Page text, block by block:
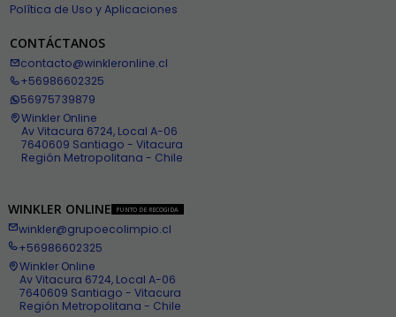
Política de Uso y Aplicaciones
CONTÁCTANOS
contacto@winkleronline.cl
+56986602325
56975739879
Winkler Online
Av Vitacura 6724, Local A-06
7640609 Santiago - Vitacura
Región Metropolitana - Chile
WINKLER ONLINE PUNTO DE RECOGIDA
winkler@grupoecolimpio.cl
+56986602325
Winkler Online
Av Vitacura 6724, Local A-06
7640609 Santiago - Vitacura
Región Metropolitana - Chile